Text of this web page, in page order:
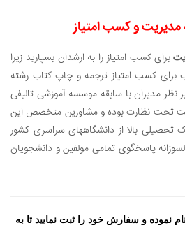
و کسب امتیاز
برای کسب امتیاز را به ارشدان بسپارید زیرا
برای کسب امتیاز ترجمه و چاپ کتاب رشته
نظر مدیران با سابقه موسسه آموزشی تالیفی
تحت نظارت بوده و مشاورین متخصص این
تحصیلی بالا از دانشگاههای سراسری کشور
24 ساعته دلسوزانه پاسخگوی تمامی مولفین و دانشجویان
نموده و سفارش خود را ثبت نمایید تا به